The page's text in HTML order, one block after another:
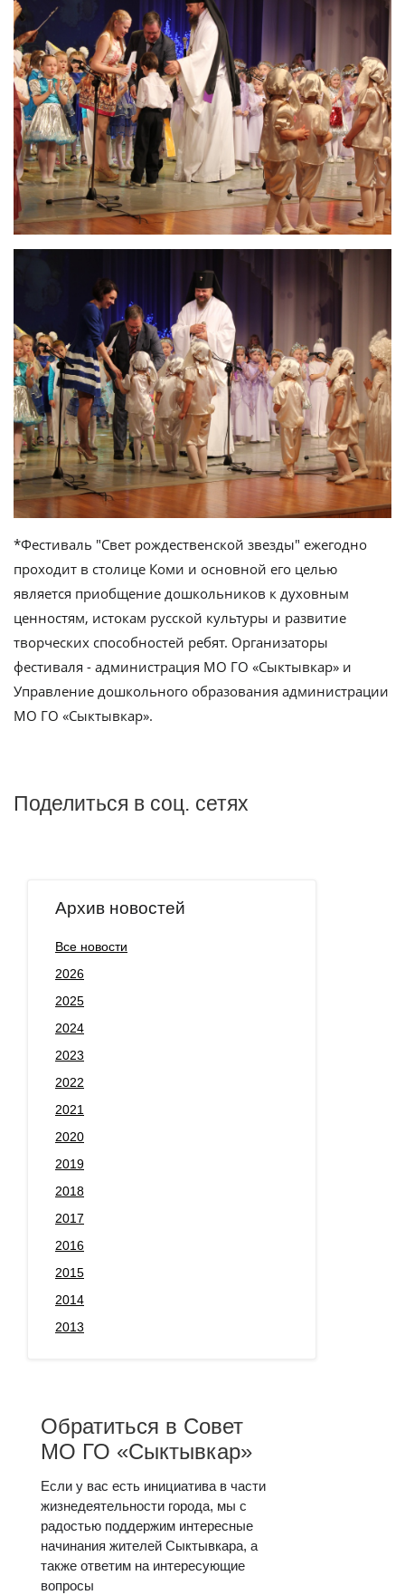
*Фестиваль "Свет рождественской звезды" ежегодно
проходит в столице Коми и основной его целью
является приобщение дошкольников к духовным
ценностям, истокам русской культуры и развитие
творческих способностей ребят. Организаторы
фестиваля - администрация МО ГО «Сыктывкар» и
Управление дошкольного образования администрации
МО ГО «Сыктывкар».
Поделиться в соц. сетях
Архив новостей
Все новости
2026
2025
2024
2023
2022
2021
2020
2019
2018
2017
2016
2015
2014
2013
Обратиться в Совет
МО ГО «Сыктывкар»
Если у вас есть инициатива в части
жизнедеятельности города, мы с
радостью поддержим интересные
начинания жителей Сыктывкара, а
также ответим на интересующие
вопросы